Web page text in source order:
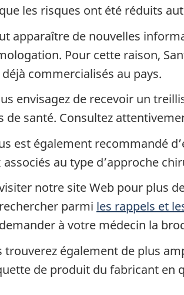
que les risques ont été réduits
apparaître de nouvelles
Pour cette raison,
commercialisés au pays.
envisagez de recevoir un
de santé. Consultez
est également recommandé
associés au type d’approche
notre site Web pour plus
rechercher parmi les rappels et
demander à votre médecin la
trouverez également de plus
de produit du fabricant en